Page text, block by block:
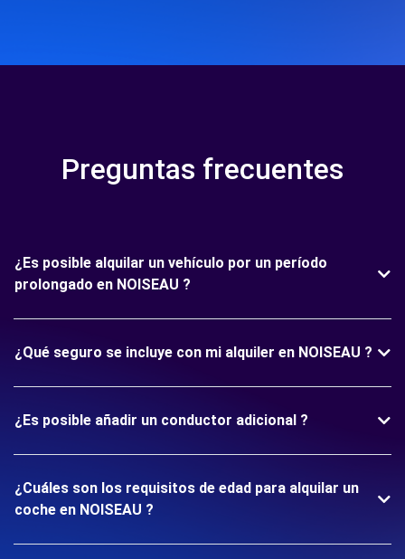
Preguntas frecuentes
¿Es posible alquilar un vehículo por un período
prolongado en NOISEAU ?
¿Qué seguro se incluye con mi alquiler en NOISEAU ?
¿Es posible añadir un conductor adicional ?
¿Cuáles son los requisitos de edad para alquilar un
coche en NOISEAU ?